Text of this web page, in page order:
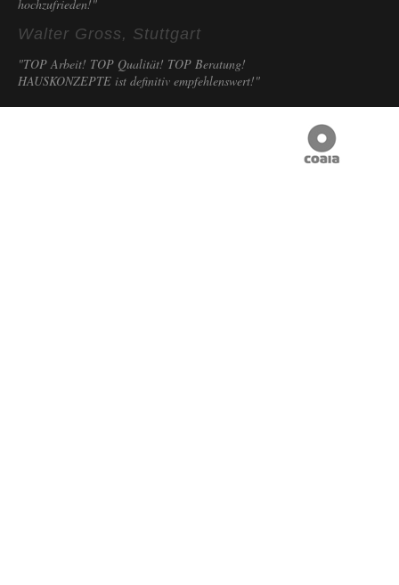
hochzufrieden!"
Walter Gross, Stuttgart
"TOP Arbeit! TOP Qualität! TOP Beratung!
HAUSKONZEPTE ist definitiv empfehlenswert!"